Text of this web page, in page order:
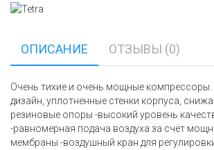
ОПИСАНИЕ ОТЗЫВЫ (0)
Очень тихие и очень мощные
дизайн, уплотненные стенки корпуса,
резиновые опоры -высокий уровень
-равномерная подача воздуха за счёт
мембраны -воздушный кран для